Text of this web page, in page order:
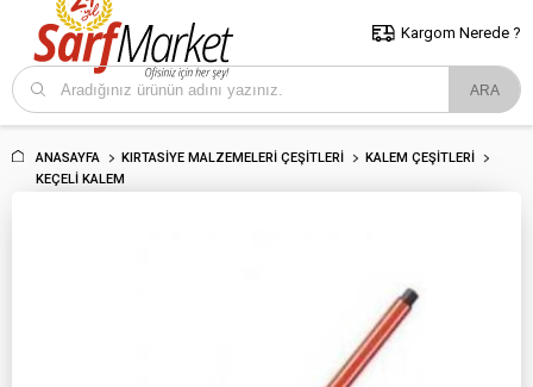
5000 TL ve Üzeri Alışverişlerde İstanbul İçi Kargo Bedava!
ve Trakya İçin Tıklayın..
Kargom Nerede ?
ANASAYFA KIRTASIYE MALZEMELERI ÇEŞITLERI
KALEM ÇEŞITLERI
KEÇELI KALEM